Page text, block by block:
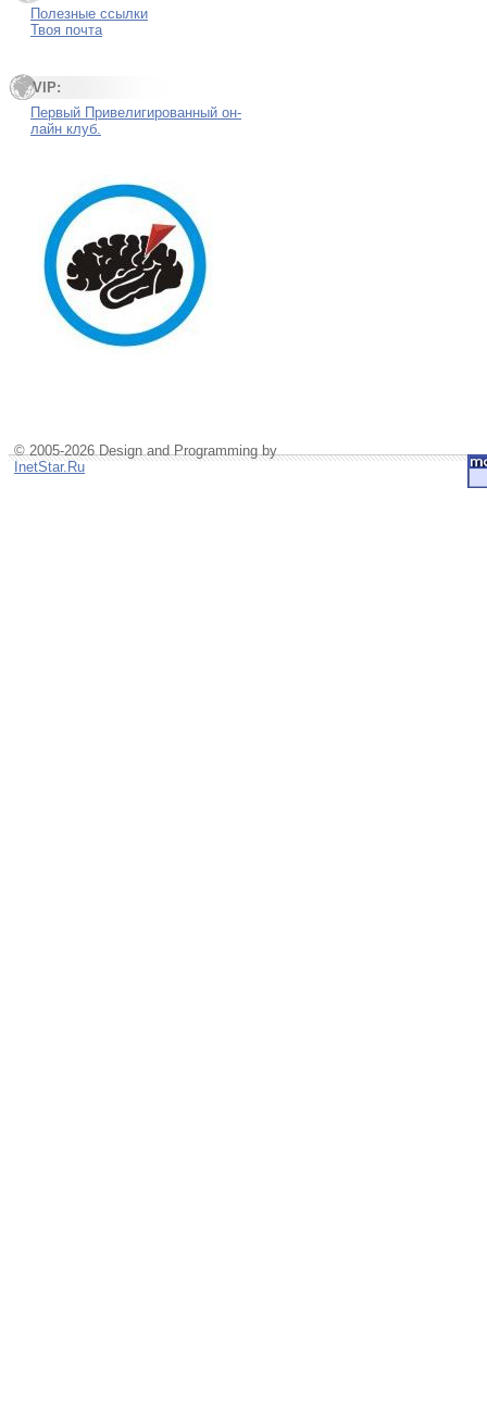
Полезные ссылки
Твоя почта
VIP:
Первый Привелигированный он-
лайн клуб.
© 2005-2026 Design and Programming by
InetStar.Ru